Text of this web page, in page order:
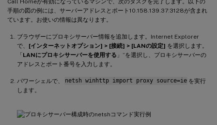
手順の図の例には、サーバーアドレスとポート10.158.139.37:3128が含まれ
ています。お使いの情報は異なります。
ブラウザーにプロキシサーバー情報を追加します。Internet Explorer
で、 [インターネットオプション] > [接続] > [LANの設定] を選択します。
「LANにプロキシサーバーを使用する 」”を選択し、プロキシサーバーの
アドレスとポート番号を入力します。
パワーシェルで、 netsh winhttp import proxy source=ie を実行
します。